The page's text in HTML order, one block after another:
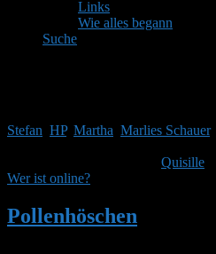
Links
Wie alles begann
Suche
Stefan HP, Martha Marlies Schauer,
Quisille
Wer ist online?
Pollenhöschen